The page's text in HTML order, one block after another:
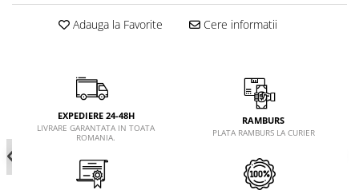
Adauga la Favorite Cere informatii
EXPEDIERE 24-48H
LIVRARE GARANTATA IN TOATA
ROMANIA.
RAMBURS
PLATA RAMBURS LA CURIER